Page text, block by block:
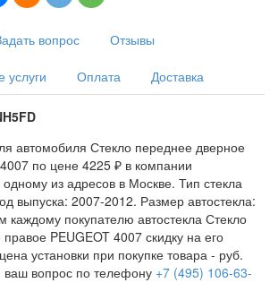
вопрос Отзывы
услуги Оплата Доставка
автомобиля Стекло переднее дверное
по цене 4225 ₽ в компании
из адресов в Москве. Тип стекла
выпуска: 2007-2012. Размер автостекла:
покупателю автостекла Стекло
PEUGEOT 4007 скидку на его
установки при покупке товара - руб.
вопрос по телефону +7 (495) 106-63-